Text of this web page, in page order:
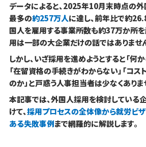
データによると、2025年10月末時点の
最多の約257万人に達し、前年比で約
国人を雇用する事業所数も約37万か所を
用は一部の大企業だけの話ではありませ
しかし、いざ採用を進めようとすると「何
「在留資格の手続きがわからない」「コス
のか」と戸惑う人事担当者は少なくありま
本記事では、外国人採用を検討している
けて、採用プロセスの全体像から就労ビザ
ある失敗事例まで網羅的に解説します。